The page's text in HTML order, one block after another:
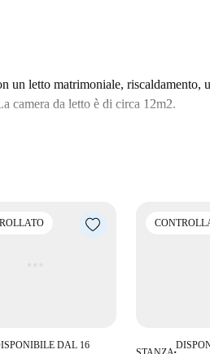
l'esperienza abitativa e il WiFi
per studenti e professionisti. Punti di
Universitària, la Facoltà di Economia
sono comodamente
un letto matrimoniale, riscaldamento,
camera da letto è di circa 12m2.
DAL 16
■